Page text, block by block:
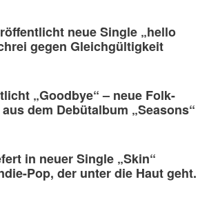
neue Single „hello
gegen Gleichgültigkeit
„Goodbye“ – neue Folk-
dem Debütalbum „Seasons“
in neuer Single „Skin“
Pop, der unter die Haut geht.